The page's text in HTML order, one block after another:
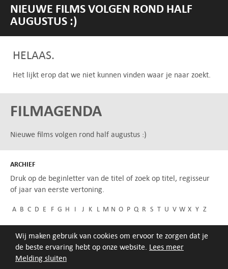
Melding sluiten
Wij maken gebruik van cookies om ervoor te zorgen dat je
de beste ervaring hebt op onze website. Lees meer
NIEUWE FILMS VOLGEN ROND HALF
AUGUSTUS :)
HELAAS.
Het lijkt erop dat we niet kunnen vinden waar je naar zoekt.
FILMAGENDA
Nieuwe films volgen rond half augustus :)
ARCHIEF
Druk op de beginletter van de titel of zoek op titel, regisseur
of jaar van eerste vertoning.
A B C D E F G H I J K L M N O P Q R S T U V W X Y Z